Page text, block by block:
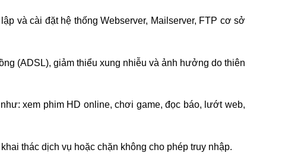
và cài đặt hệ thống Webserver, Mailserver, FTP cơ sở
(ADSL), giảm thiểu xung nhiễu và ảnh hưởng do thiên
xem phim HD online, chơi game, đọc báo, lướt web,
thác dịch vụ hoặc chặn không cho phép truy nhập.